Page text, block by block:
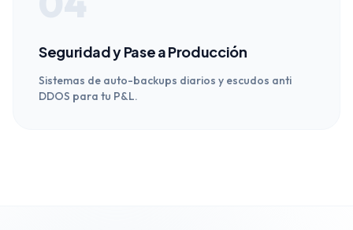
Seguridad y Pase a Producción
Sistemas de auto-backups diarios y escudos anti
DDOS para tu P&L.